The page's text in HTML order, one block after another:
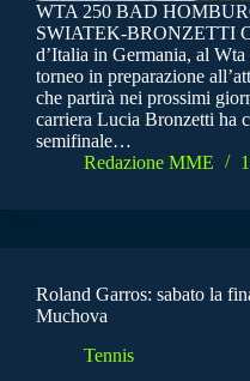
WTA 250 BAD
SWIATEK-BRONZETTI
d’Italia in Germania, al
torneo in preparazione
che partirà nei prossimi
carriera Lucia Bronzetti ha
semifinale…
Redazione MME
Roland Garros: sabato la
Muchova
Tennis